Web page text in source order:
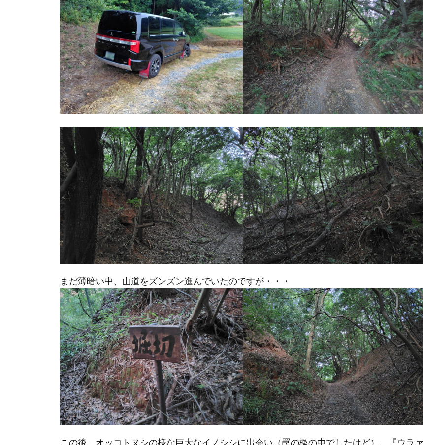
まだ薄暗い中、山道をズンズン進んでいたのですが・・・
この後、オッコトヌシの様な巨大なイノシシに出会い（罠の檻の中でしたけど）、『ウラァ